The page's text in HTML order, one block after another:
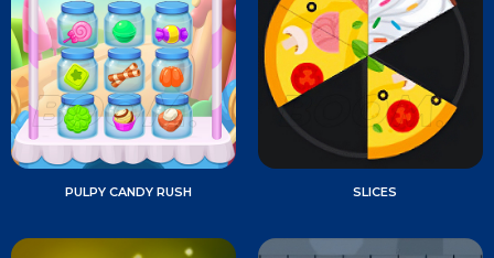
PULPY CANDY RUSH SLICES